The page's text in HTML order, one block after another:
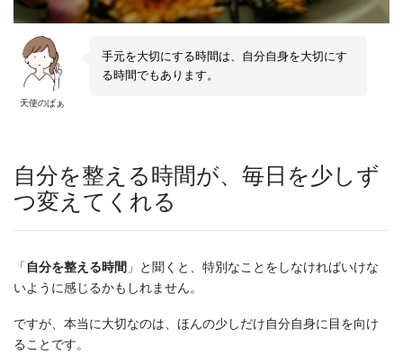
天使のぱぁ
手元を大切にする時間は、自分自身を大切にす
る時間でもあります。
自分を整える時間が、毎日を少しず
つ変えてくれる
「 自分を整える時間 」と聞くと、特別なことをしなければいけな
いように感じるかもしれません。
ですが、本当に大切なのは、ほんの少しだけ自分自身に目を向け
ることです。